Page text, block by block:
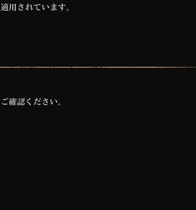
用されています。
確認ください。